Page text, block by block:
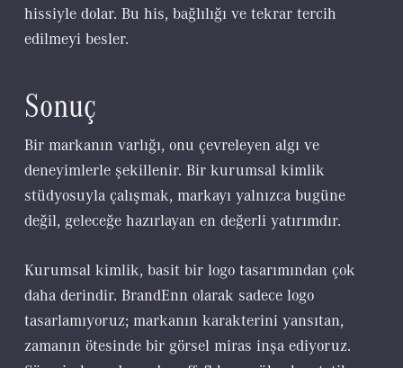
hissiyle dolar. Bu his, bağlılığı ve tekrar tercih
edilmeyi besler.
Sonuç
Bir markanın varlığı, onu çevreleyen algı ve
deneyimlerle şekillenir. Bir kurumsal kimlik
stüdyosuyla çalışmak, markayı yalnızca bugüne
değil, geleceğe hazırlayan en değerli yatırımdır.
Kurumsal kimlik, basit bir logo tasarımından çok
daha derindir. BrandEnn olarak sadece logo
tasarlamıyoruz; markanın karakterini yansıtan,
zamanın ötesinde bir görsel miras inşa ediyoruz.